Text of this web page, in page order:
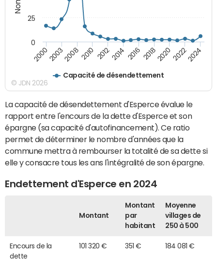
Capacité de désendettement
2000200320082010 20122014 2016 2018202020222024
0
25
© JDN 2026
La capacité de désendettement d'Esperce évalue le
rapport entre l'encours de la dette d'Esperce et son
épargne (sa capacité d'autofinancement). Ce ratio
permet de déterminer le nombre d'années que la
commune mettra à rembourser la totalité de sa dette si
elle y consacre tous les ans l'intégralité de son épargne.
Endettement d'Esperce en 2024
Montant
Montant
par
habitant
Moyenne
villages de
250 à 500
Encours de la
dette
101 320 € 351 € 184 081 €